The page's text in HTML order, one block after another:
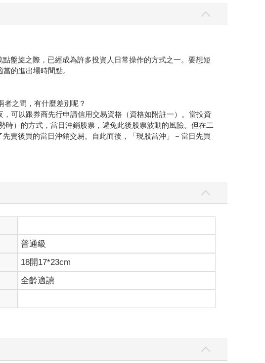
盤旋之際，已經成為許多投資人日常操作的方式之一。要想短
的進出場時間點。
之間，有什麼差別呢？
可以跟券商先行申請信用交易資格（資格如附註一）。當投資
）的方式，當日沖銷股票，避免此後股票波動的風險。但在二
賣後買的當日沖銷交易。自此而後，「現股當沖」－當日先買
由於當時的時空背景是市場行情走勢分歧，一旦投資人誤判情
至被迫｢長期投資｣的風險。另外，如果短線已經達到投資人的
當日沖銷交易。也就是說，投資人可以用同一個帳戶、在同一
買賣沖銷後之差額辦理款項交割即可。
般交易最大的不同點在於，當日沖銷只需要交割賺或賠的淨金
或賣出股票，都需要付出手續費（給券商）；在賣出股票時，
音或網路下單－券商多半會打折）；證券交易稅則為千分之3；
操作呢？
的。當初主管機關並不是要鼓勵投資人作短線交易，而推出這
是逐步地回應市場的需求，慢慢開放某些交易模式而已。更何
符合交易資格的。
普通級
18開17*23cm
全齡適讀